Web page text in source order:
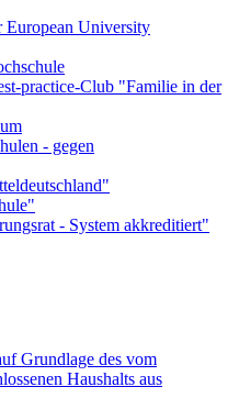
Grundlage des vom
Haushalts aus